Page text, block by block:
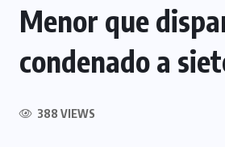
Menor que
condenado a
388 VIEWS